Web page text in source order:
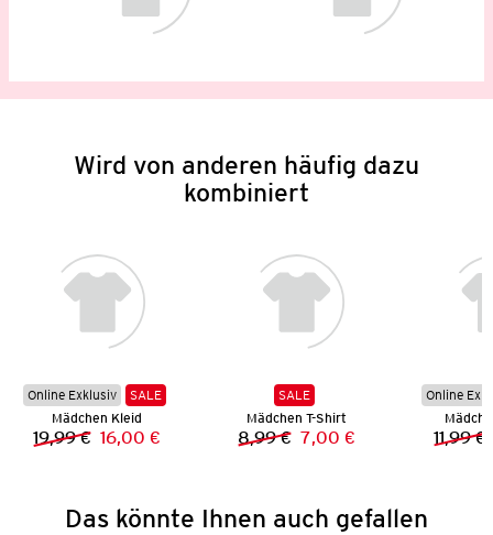
Wird von anderen häufig dazu
kombiniert
Online Exklusiv
SALE
Mädchen Kleid
Vorheriger Preis:
19,99 € Neuer Preis:
16,00 €
SALE
Mädchen T-Shirt
Vorheriger Preis:
8,99 € Neuer Preis:
7,00 €
Online
11,99 €
Das könnte Ihnen auch gefallen